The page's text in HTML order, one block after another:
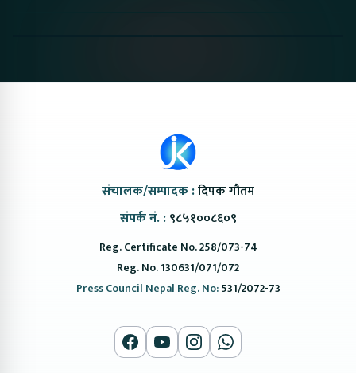
संचालक/सम्पादक :दिपक गौतम
संपर्क नं. : ९८५१००८६०९
Reg. Certificate No. 258/073-74
Reg. No. 130631/071/072
Press Council Nepal Reg. No:531/2072-73